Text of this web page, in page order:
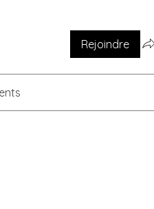
Rejoindre